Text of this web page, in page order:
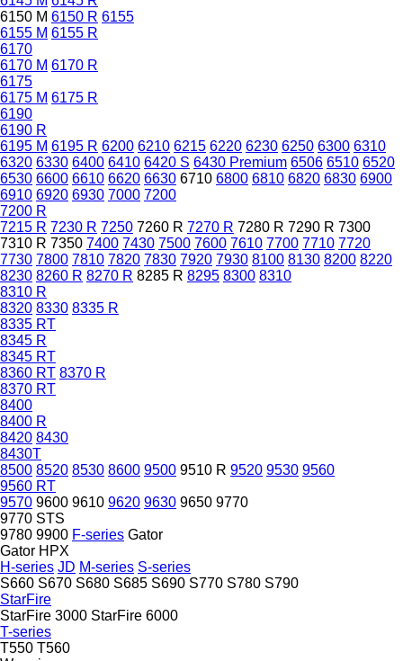
6150 M 6150 R 6155
6155 M 6155 R
6170
6170 M 6170 R
6175
6175 M 6175 R
6190
6190 R
6195 M 6195 R 6200 6210 6215 6220 6230 6250 6300 6310
6320 6330 6400 6410 6420 S 6430 Premium 6506 6510 6520
6530 6600 6610 6620 6630 6710 6800 6810 6820 6830 6900
6910 6920 6930 7000 7200
7200 R
7215 R 7230 R 7250 7260 R 7270 R 7280 R 7290 R 7300
7310 R 7350 7400 7430 7500 7600 7610 7700 7710 7720
7730 7800 7810 7820 7830 7920 7930 8100 8130 8200 8220
8230 8260 R 8270 R 8285 R 8295 8300 8310
8310 R
8320 8330 8335 R
8335 RT
8345 R
8345 RT
8360 RT 8370 R
8370 RT
8400
8400 R
8420 8430
8430T
8500 8520 8530 8600 9500 9510 R 9520 9530 9560
9560 RT
9570 9600 9610 9620 9630 9650 9770
9770 STS
9780 9900 F-series Gator
Gator HPX
H-series JD M-series S-series
S660 S670 S680 S685 S690 S770 S780 S790
StarFire
StarFire 3000 StarFire 6000
T-series
T550 T560